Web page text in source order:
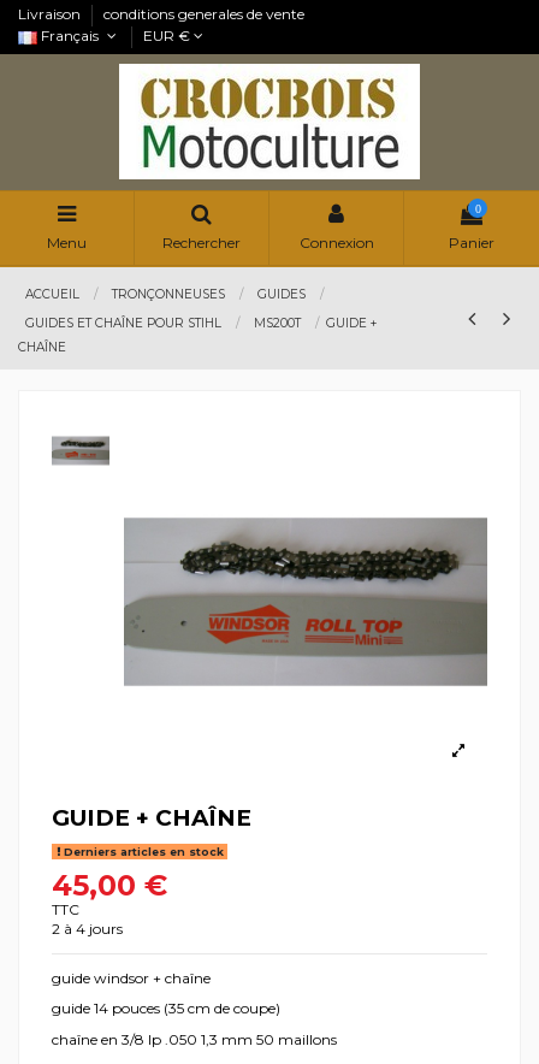
Livraison
conditions generales de vente
Français
EUR €
Menu Rechercher Connexion
0
Panier
ACCUEIL TRONÇONNEUSES
GUIDES
GUIDES ET CHAÎNE POUR STIHL
MS200T
GUIDE +
CHAÎNE
GUIDE + CHAÎNE
Derniers articles en stock
45,00 €
TTC
2 à 4 jours
guide windsor + chaîne
guide 14 pouces (35 cm de coupe)
chaîne en 3/8 lp .050 1,3 mm 50 maillons